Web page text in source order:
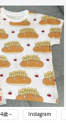
4歳～ Instagram